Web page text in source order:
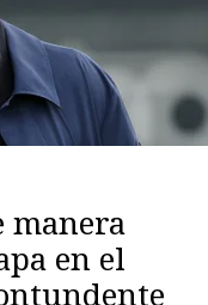
manera
en el